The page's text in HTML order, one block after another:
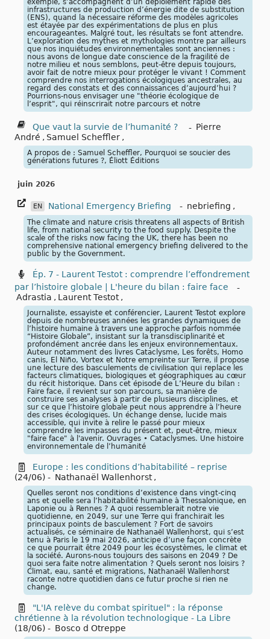
infrastructures de production d’énergie dite de substitution
(ENS), quand la nécessaire réforme des modèles agricoles
est étayée par des expérimentations de plus en plus
encourageantes. Malgré tout, les résultats se font attendre.
L’exploration des mythes et mythologies montre par ailleurs
que nos inquiétudes environnementales sont anciennes :
nous avons de longue date conscience de la fragilité de
notre milieu et nous semblons, peut-être depuis toujours,
avoir fait de notre mieux pour protéger le vivant ! Comment
comprendre nos interrogations écologiques ancestrales, au
regard des constats et des connaissances d’aujourd’hui ?
Pourrions-nous envisager une "théorie écologique de
l’esprit", qui réinscrirait notre parcours et notre
Que vaut la survie de l’humanité ? - Pierre
André , Samuel Scheffler ,
A propos de : Samuel Scheffler, Pourquoi se soucier des
générations futures ?, Éliott Éditions
juin 2026
EN National Emergency Briefing - nebriefing ,
The climate and nature crisis threatens all aspects of British
life, from national security to the food supply. Despite the
scale of the risks now facing the UK, there has been no
comprehensive national emergency briefing delivered to the
public by the Government.
Ép. 7 - Laurent Testot : comprendre l’effondrement
par l’histoire globale | L'heure du bilan : faire face
-
Adrastia , Laurent Testot ,
Journaliste, essayiste et conférencier, Laurent Testot explore
depuis de nombreuses années les grandes dynamiques de
l’histoire humaine à travers une approche parfois nommée
“Histoire Globale”, insistant sur la transdisciplinarité et
profondément ancrée dans les enjeux environnementaux.
Auteur notamment des livres Cataclysme, Les forêts, Homo
canis, El Niño, Vortex et Notre empreinte sur Terre, il propose
une lecture des basculements de civilisation qui replace les
facteurs climatiques, biologiques et géographiques au cœur
du récit historique. Dans cet épisode de L’Heure du bilan :
Faire face, il revient sur son parcours, sa manière de
construire ses analyses à partir de plusieurs disciplines, et
sur ce que l’histoire globale peut nous apprendre à l’heure
des crises écologiques. Un échange dense, lucide mais
accessible, qui invite à relire le passé pour mieux
comprendre les impasses du présent et, peut-être, mieux
"faire face" à l'avenir. Ouvrages • Cataclysmes. Une histoire
environnementale de l’humanité
Europe : les conditions d’habitabilité – reprise
(24/06) - Nathanaël Wallenhorst ,
Quelles seront nos conditions d’existence dans vingt-cinq
ans et quelle sera l’habitabilité humaine à Thessalonique, en
Laponie ou à Rennes ? A quoi ressemblerait notre vie
quotidienne, en 2049, sur une Terre qui franchirait les
principaux points de basculement ? Fort de savoirs
actualisés, ce séminaire de Nathanaël Wallenhorst, qui s’est
tenu à Paris le 19 mai 2026, anticipe d’une façon concrète
ce que pourrait être 2049 pour les écosystèmes, le climat et
la société. Aurons-nous toujours des saisons en 2049 ? De
quoi sera faite notre alimentation ? Quels seront nos loisirs ?
Climat, eau, santé et migrations, Nathanaël Wallenhorst
raconte notre quotidien dans ce futur proche si rien ne
change.
"L'IA relève du combat spirituel" : la réponse
chrétienne à la révolution technologique - La Libre
(18/06) - Bosco d Otreppe